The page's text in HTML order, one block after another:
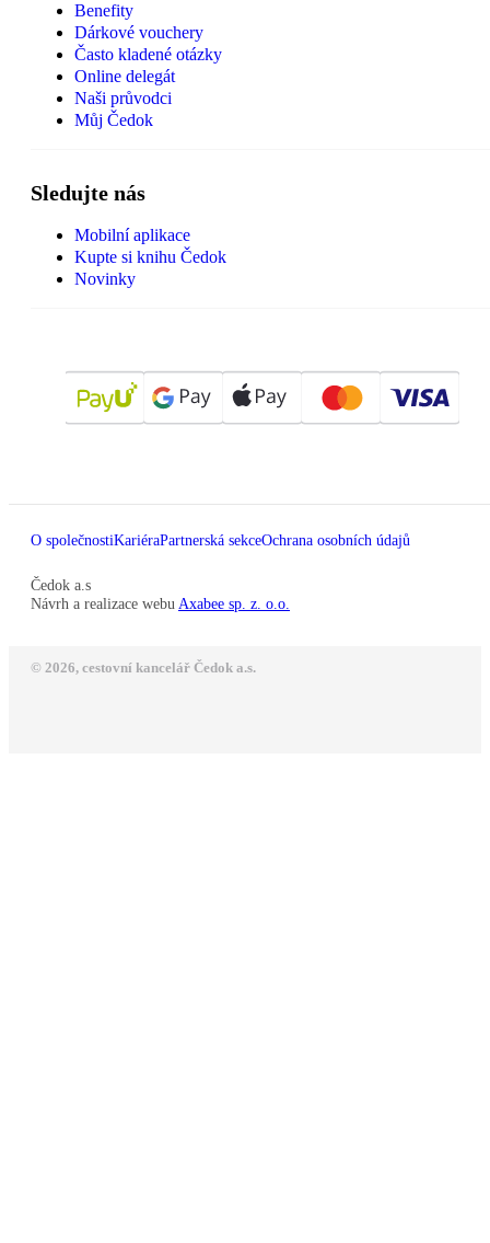
Benefity
Dárkové vouchery
Často kladené otázky
Online delegát
Naši průvodci
Můj Čedok
Sledujte nás
Mobilní aplikace
Kupte si knihu Čedok
Novinky
O společnostiKariéraPartnerská sekceOchrana osobních údajů
Čedok a.s
Návrh a realizace webu Axabee sp. z. o.o.
© 2026, cestovní kancelář Čedok a.s.